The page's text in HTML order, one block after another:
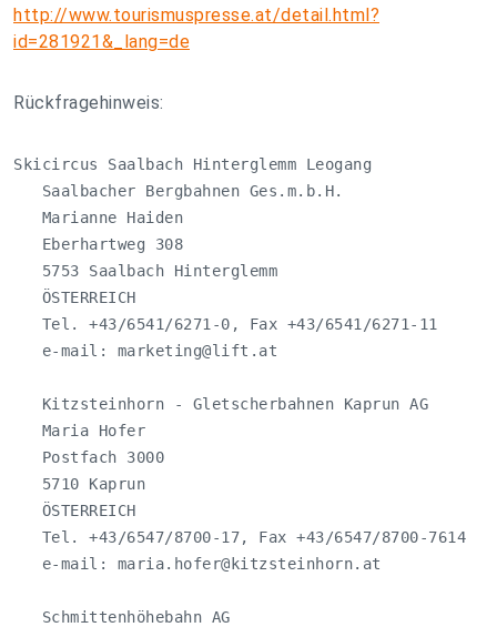
http://www.tourismuspresse.at/detail.html?
id=281921&_lang=de
Rückfragehinweis:
Skicircus Saalbach Hinterglemm Leogang
   Saalbacher Bergbahnen Ges.m.b.H.
   Marianne Haiden
   Eberhartweg 308
   5753 Saalbach Hinterglemm
   ÖSTERREICH
   Tel. +43/6541/6271-0, Fax +43/6541/6271-11
   e-mail:
marketing@lift.at
   Kitzsteinhorn - Gletscherbahnen Kaprun AG
   Maria Hofer
   Postfach 3000
   5710 Kaprun
   ÖSTERREICH
   Tel. +43/6547/8700-17, Fax +43/6547/8700-7614
   e-mail:
maria.hofer@kitzsteinhorn.at
   Schmittenhöhebahn AG